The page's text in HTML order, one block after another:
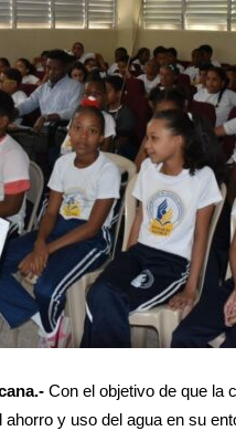
Con el objetivo de que la
y uso del agua en su